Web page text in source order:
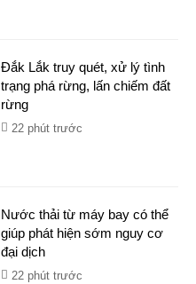
Đắk Lắk truy quét, xử lý tình
trạng phá rừng, lấn chiếm đất
rừng
22 phút trước
Nước thải từ máy bay có thể
giúp phát hiện sớm nguy cơ
đại dịch
22 phút trước